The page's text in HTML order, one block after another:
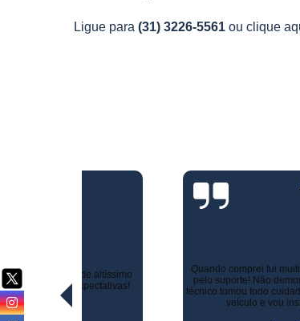
Ligue para (31) 3226-5561 ou clique
Jorge
Rizzotti
Quando comprei fui muito bem atendido na
pelo suporte! Não demoraram para marcar a
técnico tomou todo cuidado com meu carro.
veículo e vou instalar no outro!